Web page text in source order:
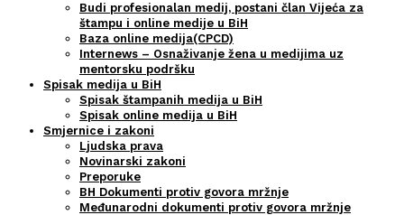
Budi profesionalan medij, postani član Vijeća za
štampu i online medije u BiH
Baza online medija(CPCD)
Internews – Osnaživanje žena u medijima uz
mentorsku podršku
Spisak medija u BiH
Spisak štampanih medija u BiH
Spisak online medija u BiH
Smjernice i zakoni
Ljudska prava
Novinarski zakoni
Preporuke
BH Dokumenti protiv govora mržnje
Međunarodni dokumenti protiv govora mržnje